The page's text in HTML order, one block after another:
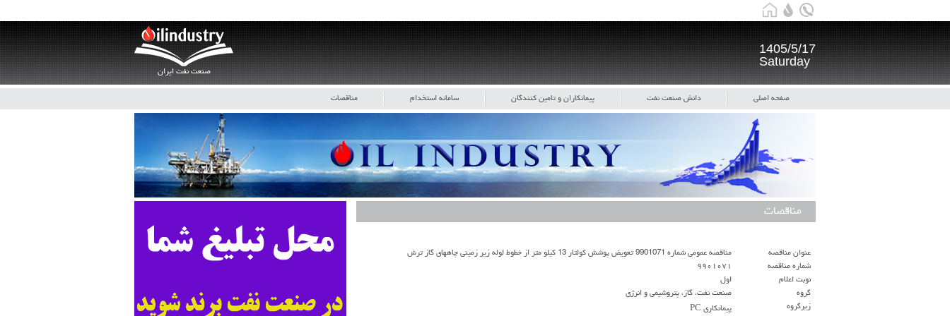
صنعت نفت ایران
1405/5/17
Saturday
صفحه اصلی دانش صنعت نفت پیمانکاران و تامین کنندگان سامانه استخدام مناقصات
مناقصات
عنوان مناقصه
مناقصه عمومی شماره 9901071 تعویض پوشش کولتار 13 کیلو متر از خطوط لوله زیر زمینی چاههای گاز ترش
شماره مناقصه
۹۹۰۱۰۷۱
نوبت اعلام
اول
گروه
صنعت نفت، گاز، پتروشیمی و انرژی
زيرگروه
پیمانکاری PC